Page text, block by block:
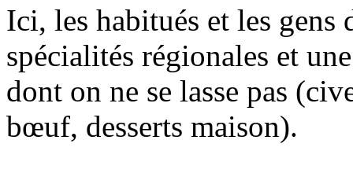
Ici, les habitués et les gens
spécialités régionales et
dont on ne se lasse pas
bœuf, desserts maison).